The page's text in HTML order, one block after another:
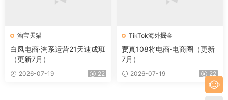
淘宝天猫
白凤电商·淘系运营21天速成班
（更新7月）
2026-07-19 22
TikTok海外掘金
贾真108将电商·电商圈（更新
7月）
2026-07-19 22